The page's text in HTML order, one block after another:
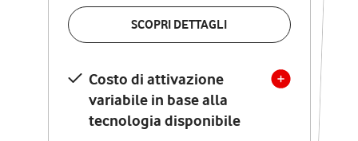
SCOPRI DETTAGLI
Costo di attivazione
variabile in base alla
tecnologia disponibile
VERIFICA LA COPERTURA
Costo di attivazione
variabile in base alla
tecnologia disponibile